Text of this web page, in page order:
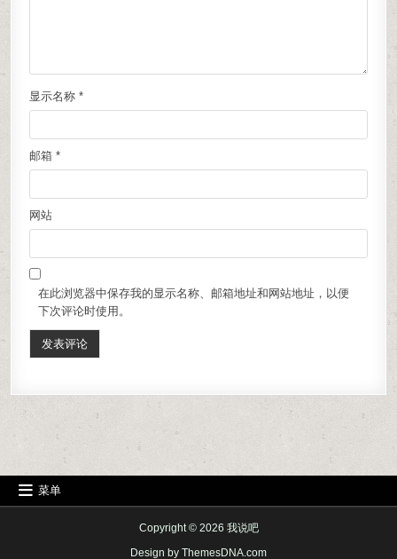
显示名称*
邮箱*
网站
在此浏览器中保存我的显示名称、邮箱地址和网站地址，以便
下次评论时使用。
菜单
Copyright © 2026 我说吧
Design by ThemesDNA.com